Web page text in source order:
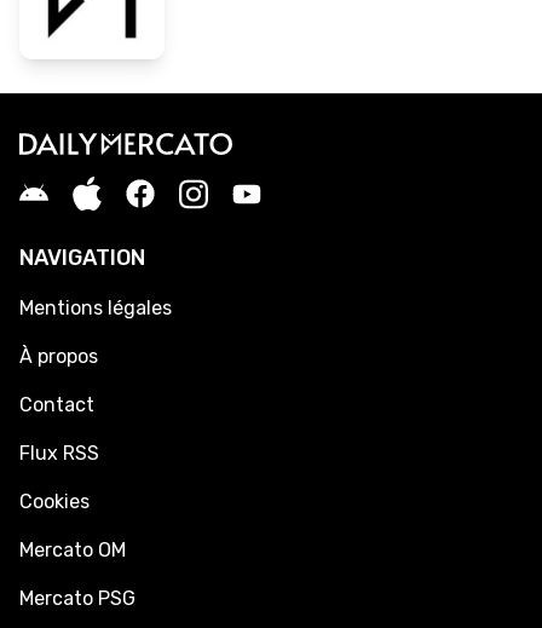
NAVIGATION
Mentions légales
À propos
Contact
Flux RSS
Cookies
Mercato OM
Mercato PSG